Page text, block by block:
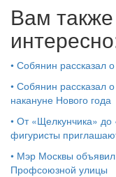
Вам
• Собянин рассказал
• Собянин рассказал
накануне Нового года
• От «Щелкунчика» до
фигуристы
• Мэр Москвы объявил
Профсоюзной улицы